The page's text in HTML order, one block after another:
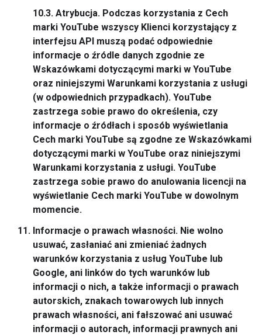
10.3. Atrybucja. Podczas korzystania z Cech
marki YouTube wszyscy Klienci korzystający z
interfejsu API muszą podać odpowiednie
informacje o źródle danych zgodnie ze
Wskazówkami dotyczącymi marki w YouTube
oraz niniejszymi Warunkami korzystania z usługi
(w odpowiednich przypadkach). YouTube
zastrzega sobie prawo do określenia, czy
informacje o źródłach i sposób wyświetlania
Cech marki YouTube są zgodne ze Wskazówkami
dotyczącymi marki w YouTube oraz niniejszymi
Warunkami korzystania z usługi. YouTube
zastrzega sobie prawo do anulowania licencji na
wyświetlanie Cech marki YouTube w dowolnym
momencie.
Informacje o prawach własności. Nie wolno
usuwać, zasłaniać ani zmieniać żadnych
warunków korzystania z usług YouTube lub
Google, ani linków do tych warunków lub
informacji o nich, a także informacji o prawach
autorskich, znakach towarowych lub innych
prawach własności, ani fałszować ani usuwać
informacji o autorach, informacji prawnych ani